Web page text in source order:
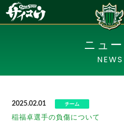
ニュ
NEWS
2025.02.01 チーム
稲福卓選手の負傷について